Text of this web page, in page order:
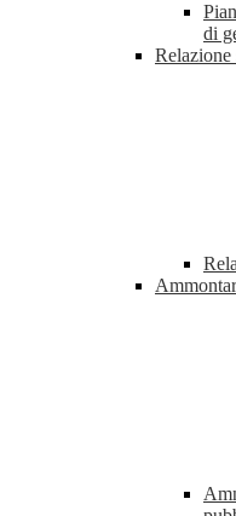
di
Relazione